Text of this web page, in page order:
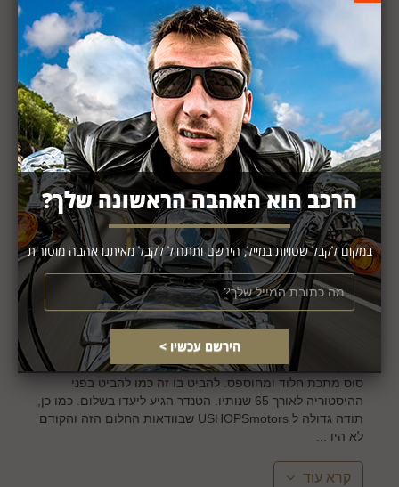
הפיק אפ של יובל
0 יוני 28, 2015
"עוד חלום טראנס אטלנטי התגשם . שברולט פיק אפ 1950 נחת
הבוקר בחצרי. את ערפלי הזמן אפשר לראות על פניו המצולקים.
סוס מתכת חלוד ומחוספס. להביט בו זה כמו להביט בפני
ההיסטוריה לאורך 65 שנותיו. הטנדר הגיע ליעדו בשלום. כמו כן,
תודה גדולה ל USHOPSmotors שבוודאות החלום הזה והקודם
לא היו ...
קרא עוד
הרכב הוא האהבה הראשונה שלך?
במקום לקבל שטויות במייל, הירשם ותתחיל לקבל מאיתנו אהבה מוטורית